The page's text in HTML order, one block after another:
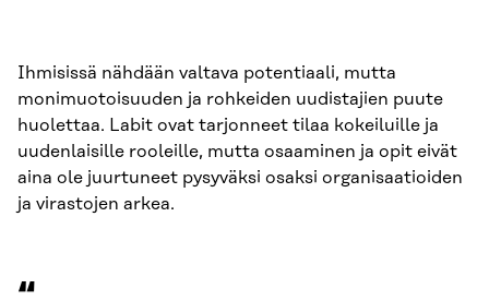
Ihmisissä nähdään valtava potentiaali, mutta
monimuotoisuuden ja rohkeiden uudistajien puute
huolettaa. Labit ovat tarjonneet tilaa kokeiluille ja
uudenlaisille rooleille, mutta osaaminen ja opit eivät
aina ole juurtuneet pysyväksi osaksi organisaatioiden
ja virastojen arkea.